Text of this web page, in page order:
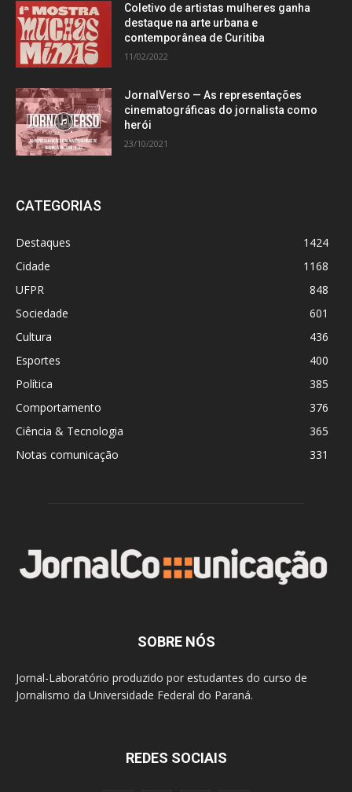
Coletivo de artistas mulheres ganha
destaque na arte urbana e
contemporânea de Curitiba
11/02/2022
JornalVerso — As representações
cinematográficas do jornalista como
herói
23/10/2021
CATEGORIAS
Destaques
1424
Cidade
1168
UFPR
848
Sociedade
601
Cultura
436
Esportes
400
Política
385
Comportamento
376
Ciência & Tecnologia
365
Notas comunicação
331
SOBRE NÓS
Jornal-Laboratório produzido por estudantes do curso de
Jornalismo da Universidade Federal do Paraná.
REDES SOCIAIS